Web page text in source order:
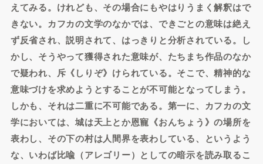
えてみる。けれども、その場合にもやはりうまく解釈はで
きない。カフカの文学のなかでは、できごとの意味は絶え
ず反省され、説明されて、はっきりと分析されている。し
かし、そうやって獲得された意味が、たちまち作品のなか
で疑われ、斥《しりぞ》けられている。そこで、精神的な
意味づけを求めようとすることが不可能となってしまう。
しかも、それは二重に不可能である。第一に、カフカの文
学においては、城は天上とか恩寵《おんちょう》の場所を
表わし、その下の村は人間界を表わしている、というよう
な、いわば比喩（アレゴリー）としての暗示を読み取るこ